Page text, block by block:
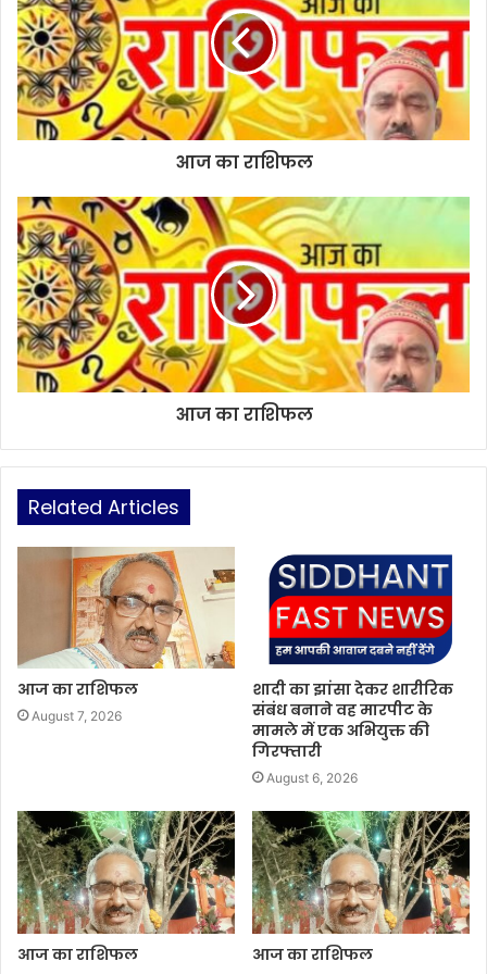
e
आज का राशिफल
आज का राशिफल
Related Articles
आज का राशिफल
August 7, 2026
शादी का झांसा देकर शारीरिक
संबंध बनाने वह मारपीट के
मामले में एक अभियुक्त की
गिरफ्तारी
August 6, 2026
आज का राशिफल आज का राशिफल